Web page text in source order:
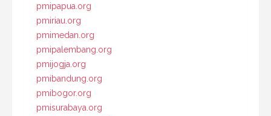
pmipapua.org
pmiriau.org
pmimedan.org
pmipalembang.org
pmijogja.org
pmibandung.org
pmibogor.org
pmisurabaya.org